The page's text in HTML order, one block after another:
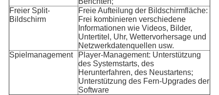
Freier Split-
Bildschirm
Freie Aufteilung der Bildschirmfläche:
Frei kombinieren verschiedene
Informationen wie Videos, Bilder,
Untertitel, Uhr, Wettervorhersage und
Netzwerkdatenquellen usw.
Spielmanagement
Player-Management: Unterstützung
des Systemstarts, des
Herunterfahren, des Neustartens;
Unterstützung des Fern-Upgrades der
Software